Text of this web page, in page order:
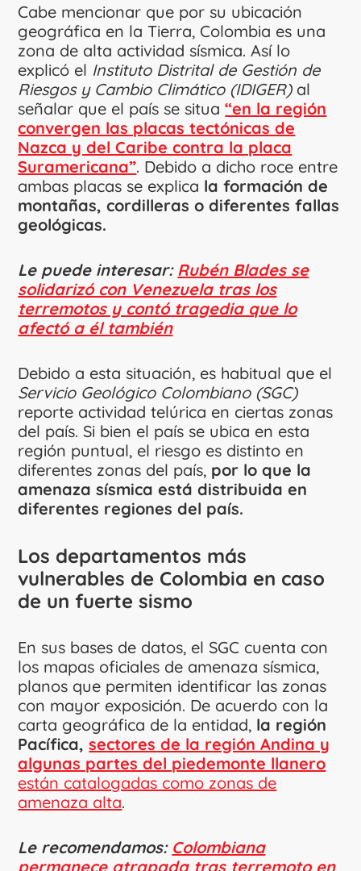
Cabe mencionar que por su ubicación
geográfica en la Tierra, Colombia es una
zona de alta actividad sísmica. Así lo
explicó el Instituto Distrital de Gestión de
Riesgos y Cambio Climático (IDIGER)al
señalar que el país se situa “en la región
convergen las placas tectónicas de
Nazca y del Caribe contra la placa
Suramericana”. Debido a dicho roce entre
ambas placas se explica la formación de
montañas, cordilleras o diferentes fallas
geológicas.
Le puede interesar: Rubén Blades se
solidarizó con Venezuela tras los
terremotos y contó tragedia que lo
afectó a él también
Debido a esta situación, es habitual que el
Servicio Geológico Colombiano (SGC)
reporte actividad telúrica en ciertas zonas
del país. Si bien el país se ubica en esta
región puntual, el riesgo es distinto en
diferentes zonas del país, por lo que la
amenaza sísmica está distribuida en
diferentes regiones del país.
Los departamentos más
vulnerables de Colombia en caso
de un fuerte sismo
En sus bases de datos, el SGC cuenta con
los mapas oficiales de amenaza sísmica,
planos que permiten identificar las zonas
con mayor exposición. De acuerdo con la
carta geográfica de la entidad, la región
Pacífica,sectores de la región Andina y
algunas partes del piedemonte llanero
están catalogadas como zonas de
amenaza alta.
Le recomendamos: Colombiana
permanece atrapada tras terremoto en